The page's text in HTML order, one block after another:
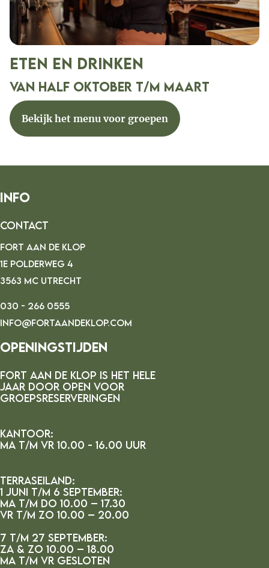
eten en drinken
van half oktober t/m maart
Bekijk het menu voor groepen
Info
Contact
FORT AAN DE KLOP
1E POLDERWEG 4
3563 MC UTRECHT
030 - 266 0555
INFO@FORTAANDEKLOP.COM
Openingstijden
FORT AAN DE kLOP IS HET HELE
JAAR DOOR OPEN VOOR
GROEPSRESERVERINGEN
Kantoor:
MA t/m vr 10.00 - 16.00 uur
Terraseiland:
1 juni t/m 6 september:
ma t/m do 10.00 – 17.30
vr t/m zo 10.00 – 20.00
7 t/m 27 september:
za & zo 10.00 – 18.00
ma t/m vr gesloten